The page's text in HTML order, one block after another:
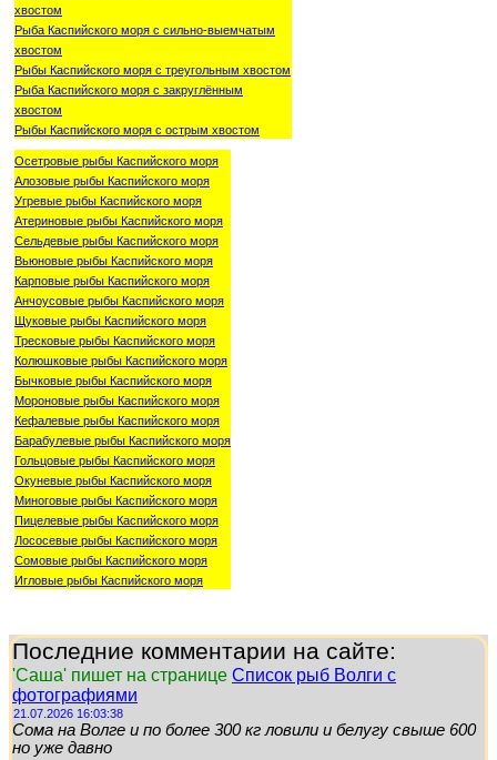
хвостом
Рыба Каспийского моря с сильно-выемчатым
хвостом
Рыбы Каспийского моря с треугольным хвостом
Рыба Каспийского моря с закруглённым
хвостом
Рыбы Каспийского моря с острым хвостом
Осетровые рыбы Каспийского моря
Алозовые рыбы Каспийского моря
Угревые рыбы Каспийского моря
Атериновые рыбы Каспийского моря
Сельдевые рыбы Каспийского моря
Вьюновые рыбы Каспийского моря
Карповые рыбы Каспийского моря
Анчоусовые рыбы Каспийского моря
Щуковые рыбы Каспийского моря
Тресковые рыбы Каспийского моря
Колюшковые рыбы Каспийского моря
Бычковые рыбы Каспийского моря
Мороновые рыбы Каспийского моря
Кефалевые рыбы Каспийского моря
Барабулевые рыбы Каспийского моря
Гольцовые рыбы Каспийского моря
Окуневые рыбы Каспийского моря
Миноговые рыбы Каспийского моря
Пицелевые рыбы Каспийского моря
Лососевые рыбы Каспийского моря
Сомовые рыбы Каспийского моря
Игловые рыбы Каспийского моря
Последние комментарии на сайте:
'Саша' пишет на странице Список рыб Волги с
фотографиями
21.07.2026 16:03:38
Сома на Волге и по более 300 кг ловили и белугу свыше 600
но уже давно